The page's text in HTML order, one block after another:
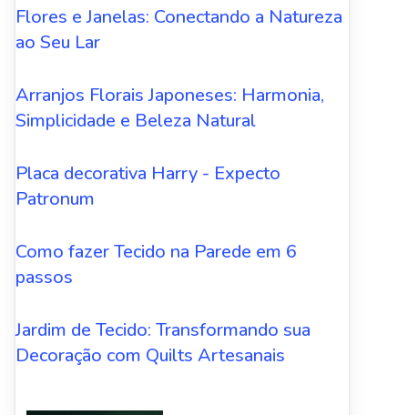
Flores e Janelas: Conectando a Natureza
ao Seu Lar
Arranjos Florais Japoneses: Harmonia,
Simplicidade e Beleza Natural
Placa decorativa Harry - Expecto
Patronum
Como fazer Tecido na Parede em 6
passos
Jardim de Tecido: Transformando sua
Decoração com Quilts Artesanais